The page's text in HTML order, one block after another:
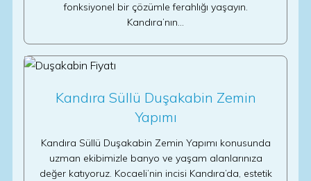
fonksiyonel bir çözümle ferahlığı yaşayın.
Kandıra’nın…
Kandıra Süllü Duşakabin Zemin
Yapımı
Kandıra Süllü Duşakabin Zemin Yapımı konusunda
uzman ekibimizle banyo ve yaşam alanlarınıza
değer katıyoruz. Kocaeli’nin incisi Kandıra’da, estetik